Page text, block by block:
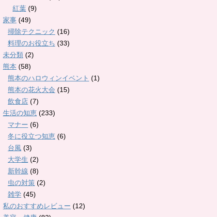
紅葉 (9)
家事 (49)
掃除テクニック (16)
料理のお役立ち (33)
未分類 (2)
熊本 (58)
熊本のハロウィンイベント (1)
熊本の花火大会 (15)
飲食店 (7)
生活の知恵 (233)
マナー (6)
冬に役立つ知恵 (6)
台風 (3)
大学生 (2)
新幹線 (8)
虫の対策 (2)
雑学 (45)
私のおすすめレビュー (12)